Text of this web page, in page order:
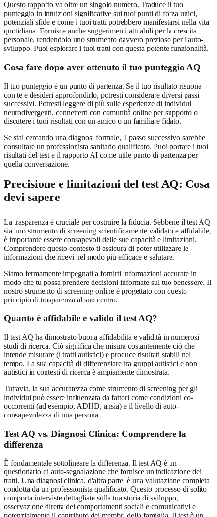
Questo rapporto va oltre un singolo numero. Traduce il tuo
punteggio in intuizioni significative sui tuoi punti di forza unici,
potenziali sfide e come i tuoi tratti potrebbero manifestarsi nella vita
quotidiana. Fornisce anche suggerimenti attuabili per la crescita
personale, rendendolo uno strumento davvero prezioso per l'auto-
sviluppo. Puoi esplorare i tuoi tratti con questa potente funzionalità.
Cosa fare dopo aver ottenuto il tuo punteggio AQ
Il tuo punteggio è un punto di partenza. Se il tuo risultato risuona
con te e desideri approfondirlo, potresti considerare diversi passi
successivi. Potresti leggere di più sulle esperienze di individui
neurodivergenti, connetterti con comunità online per supporto o
discutere i tuoi risultati con un amico o un familiare fidato.
Se stai cercando una diagnosi formale, il passo successivo sarebbe
consultare un professionista sanitario qualificato. Puoi portare i tuoi
risultati del test e il rapporto AI come utile punto di partenza per
quella conversazione.
Precisione e limitazioni del test AQ: Cosa
devi sapere
La trasparenza è cruciale per costruire la fiducia. Sebbene il test AQ
sia uno strumento di screening scientificamente validato e affidabile,
è importante essere consapevoli delle sue capacità e limitazioni.
Comprendere questo contesto ti assicura di poter utilizzare le
informazioni che ricevi nel modo più efficace e salutare.
Siamo fermamente impegnati a fornirti informazioni accurate in
modo che tu possa prendere decisioni informate sul tuo benessere. Il
nostro strumento di screening online è progettato con questo
principio di trasparenza al suo centro.
Quanto è affidabile e valido il test AQ?
Il test AQ ha dimostrato buona affidabilità e validità in numerosi
studi di ricerca. Ciò significa che misura costantemente ciò che
intende misurare (i tratti autistici) e produce risultati stabili nel
tempo. La sua capacità di differenziare tra gruppi autistici e non
autistici in contesti di ricerca è ampiamente dimostrata.
Tuttavia, la sua accuratezza come strumento di screening per gli
individui può essere influenzata da fattori come condizioni co-
occorrenti (ad esempio, ADHD, ansia) e il livello di auto-
consapevolezza di una persona.
Test AQ vs. Diagnosi Clinica: Comprendere la
differenza
È fondamentale sottolineare la differenza. Il test AQ è un
questionario di auto-segnalazione che fornisce un'indicazione dei
tratti. Una diagnosi clinica, d'altra parte, è una valutazione completa
condotta da un professionista qualificato. Questo processo di solito
comporta interviste dettagliate sulla tua storia di sviluppo,
osservazione diretta dei comportamenti sociali e comunicativi e